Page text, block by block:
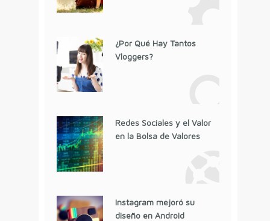
¿Por Qué Hay Tantos
Vloggers?
Redes Sociales y el Valor
en la Bolsa de Valores
Instagram mejoró su
diseño en Android